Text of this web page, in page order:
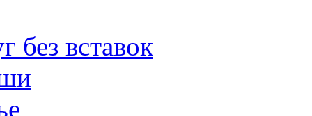
без вставок